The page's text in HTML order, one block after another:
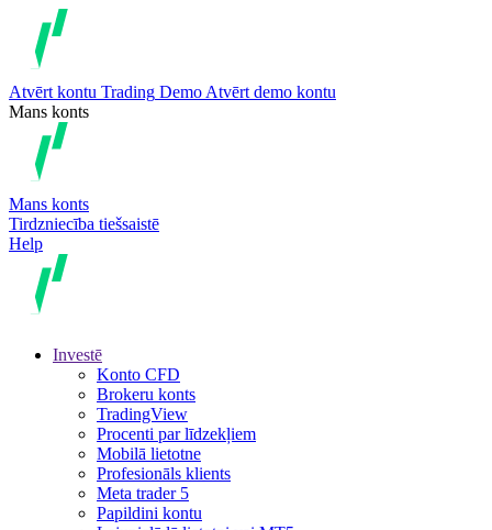
Atvērt kontu Trading Demo Atvērt demo kontu
Mans konts
Mans konts
Tirdzniecība tiešsaistē
Help
Investē
Konto CFD
Brokeru konts
TradingView
Procenti par līdzekļiem
Mobilā lietotne
Profesionāls klients
Meta trader 5
Papildini kontu